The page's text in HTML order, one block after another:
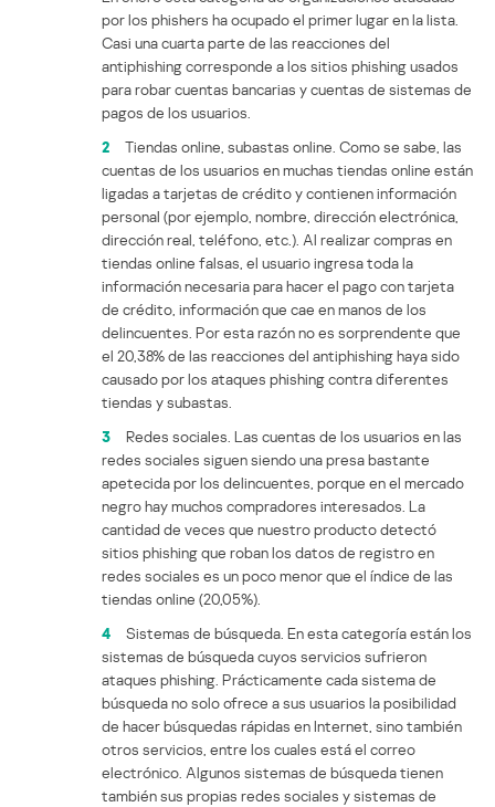
por los phishers ha ocupado el primer lugar en la lista.
Casi una cuarta parte de las reacciones del
antiphishing corresponde a los sitios phishing usados
para robar cuentas bancarias y cuentas de sistemas de
pagos de los usuarios.
2
Tiendas online, subastas online. Como se sabe, las
cuentas de los usuarios en muchas tiendas online están
ligadas a tarjetas de crédito y contienen información
personal (por ejemplo, nombre, dirección electrónica,
dirección real, teléfono, etc.). Al realizar compras en
tiendas online falsas, el usuario ingresa toda la
información necesaria para hacer el pago con tarjeta
de crédito, información que cae en manos de los
delincuentes. Por esta razón no es sorprendente que
el 20,38% de las reacciones del antiphishing haya sido
causado por los ataques phishing contra diferentes
tiendas y subastas.
3
Redes sociales. Las cuentas de los usuarios en las
redes sociales siguen siendo una presa bastante
apetecida por los delincuentes, porque en el mercado
negro hay muchos compradores interesados. La
cantidad de veces que nuestro producto detectó
sitios phishing que roban los datos de registro en
redes sociales es un poco menor que el índice de las
tiendas online (20,05%).
4
Sistemas de búsqueda. En esta categoría están los
sistemas de búsqueda cuyos servicios sufrieron
ataques phishing. Prácticamente cada sistema de
búsqueda no solo ofrece a sus usuarios la posibilidad
de hacer búsquedas rápidas en Internet, sino también
otros servicios, entre los cuales está el correo
electrónico. Algunos sistemas de búsqueda tienen
también sus propias redes sociales y sistemas de